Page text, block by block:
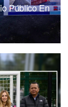
Público En